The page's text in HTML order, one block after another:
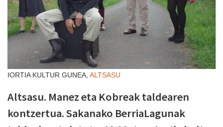
IORTIA KULTUR GUNEA, ALTSASU
Altsasu. Manez eta Kobreak taldearen
kontzertua. Sakanako BerriaLagunak